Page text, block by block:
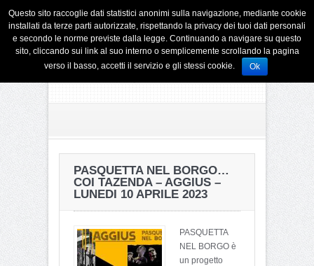
PASQUETTA NEL BORGO…
COI TAZENDA – AGGIUS –
LUNEDI 10 APRILE 2023
PASQUETTA
NEL BORGO è
un progetto
Questo sito raccoglie dati statistici anonimi sulla navigazione, mediante cookie
installati da terze parti autorizzate, rispettando la privacy dei tuoi dati personali
e secondo le norme previste dalla legge. Continuando a navigare su questo
sito, cliccando sui link al suo interno o semplicemente scrollando la pagina
verso il basso, accetti il servizio e gli stessi cookie.
Ok